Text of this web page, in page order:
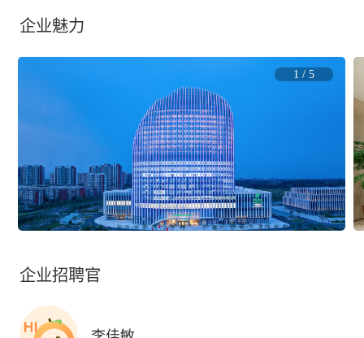
企业魅力
1 / 5
企业招聘官